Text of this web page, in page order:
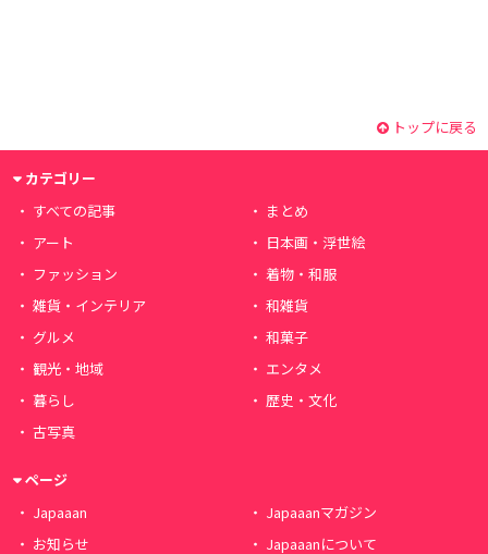
トップに戻る
カテゴリー
すべての記事
まとめ
アート
日本画・浮世絵
ファッション
着物・和服
雑貨・インテリア
和雑貨
グルメ
和菓子
観光・地域
エンタメ
暮らし
歴史・文化
古写真
ページ
Japaaan
Japaaanマガジン
お知らせ
Japaaanについて